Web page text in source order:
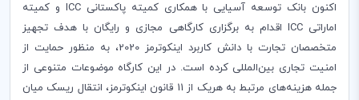
اکنون بانک توسعه آسیایی با همکاری کمیته پاکستانیICC و کمیته
اماراتیICC اقدام به برگزاری کارگاهی مجازی و رایگان با هدف تجهیز
متخصصان تجارت با دانش کاربرد اینکوترمز 2020، به منظور حمایت از
امنیت تجاری بین‌المللی کرده است. در این کارگاه موضوعات متنوعی از
جمله هزینه‌های مرتبط به هریک از 11 قانون اینکوترمز، انتقال ریسک میان